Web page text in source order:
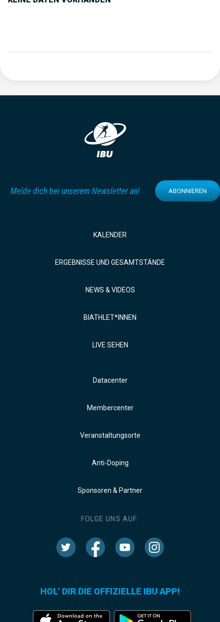
Melde dich bei unserem Newsletter an! ABONNIEREN
KALENDER
ERGEBNISSE UND GESAMTSTÄNDE
NEWS & VIDEOS
BIATHLET*INNEN
LIVE SEHEN
Datacenter
Membercenter
Veranstaltungsorte
Anti-Doping
Sponsoren & Partner
FOLGE UNS AUF:
HOL' DIR DIE OFFIZIELLE IBU APP!